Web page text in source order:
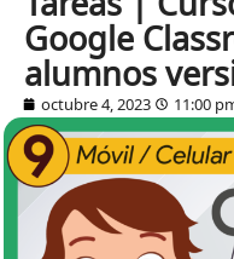
Google
alumnos
octubre 4, 2023 11:00